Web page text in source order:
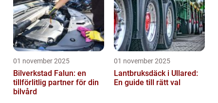
01 november 2025
Bilverkstad Falun: en
tillförlitlig partner för din
bilvård
01 november 2025
Lantbruksdäck i Ullared:
En guide till rätt val